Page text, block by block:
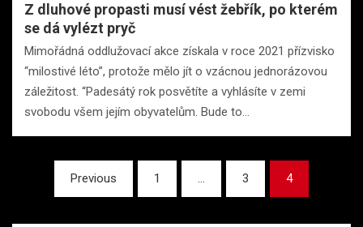
Z dluhové propasti musí vést žebřík, po kterém
se dá vylézt pryč
Mimořádná oddlužovací akce získala v roce 2021 přízvisko
“milostivé léto”, protože mělo jít o vzácnou jednorázovou
záležitost. “Padesátý rok posvětíte a vyhlásíte v zemi
svobodu všem jejím obyvatelům. Bude to…
Stránkování
příspěvků
Previous 1 … 3 4